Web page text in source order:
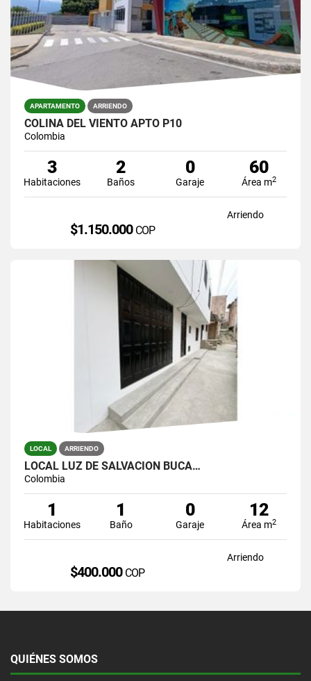
APARTAMENTO ARRIENDO
COLINA DEL VIENTO APTO P10
Colombia
3
Habitaciones
2
Baños
0
Garaje
60
Área m2
Arriendo
$1.150.000 COP
LOCAL ARRIENDO
LOCAL LUZ DE SALVACION BUCA…
Colombia
1
Habitaciones
1
Baño
0
Garaje
12
Área m2
Arriendo
$400.000 COP
QUIÉNES SOMOS